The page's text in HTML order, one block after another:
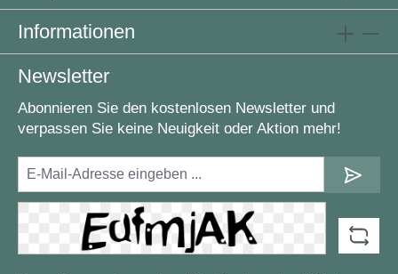
Informationen
Newsletter
Abonnieren Sie den kostenlosen Newsletter und
verpassen Sie keine Neuigkeit oder Aktion mehr!